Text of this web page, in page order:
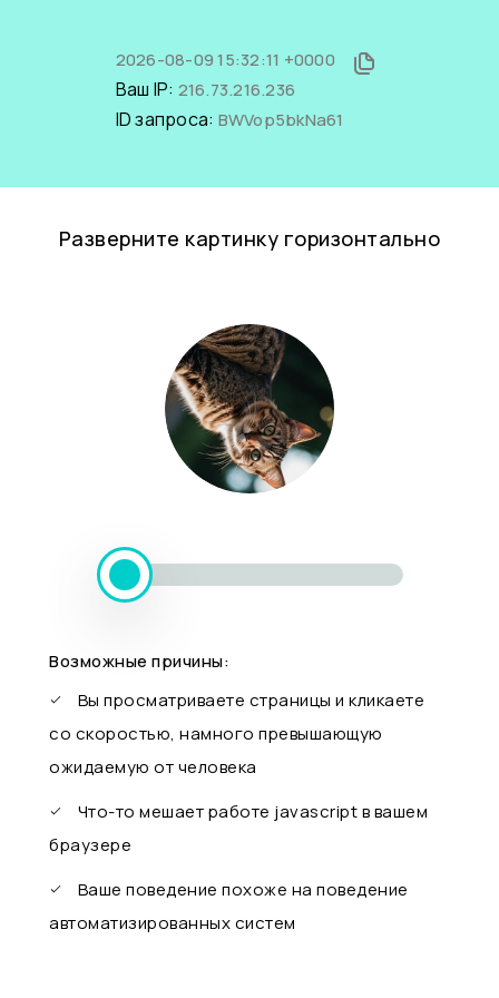
2026-08-09 15:32:11 +0000
Ваш IP: 216.73.216.236
ID запроса: BWVop5bkNa61
Разверните картинку горизонтально
Возможные причины:
Вы просматриваете страницы и кликаете
со скоростью, намного превышающую
ожидаемую от человека
Что-то мешает работе javascript в вашем
браузере
Ваше поведение похоже на поведение
автоматизированных систем